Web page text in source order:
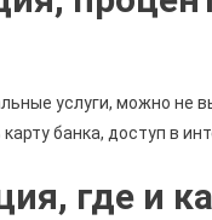
услуги, можно не
банка, доступ в
где и